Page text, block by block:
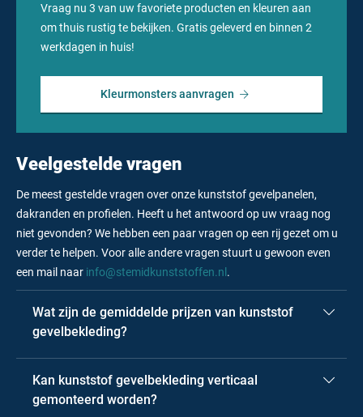
Vraag nu 3 van uw favoriete producten en kleuren aan
om thuis rustig te bekijken. Gratis geleverd en binnen 2
werkdagen in huis!
Kleurmonsters aanvragen
Veelgestelde vragen
De meest gestelde vragen over onze kunststof gevelpanelen,
dakranden en profielen. Heeft u het antwoord op uw vraag nog
niet gevonden? We hebben een paar vragen op een rij gezet om u
verder te helpen. Voor alle andere vragen stuurt u gewoon even
een mail naar info@stemidkunststoffen.nl.
Wat zijn de gemiddelde prijzen van kunststof
gevelbekleding?
Kan kunststof gevelbekleding verticaal
gemonteerd worden?